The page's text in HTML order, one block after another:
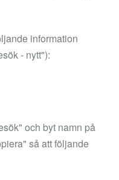
information
- nytt"):
och byt namn på
så att följande